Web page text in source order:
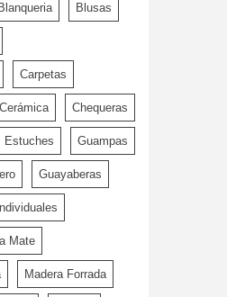
Blanqueria Blusas
Carpetas
Cerámica Chequeras
Estuches Guampas
Guayaberas
Individuales
Mate
Madera Forrada